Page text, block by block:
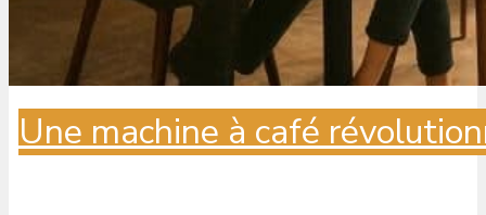
Une machine à café